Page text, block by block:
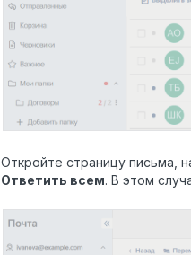
Откройте страницу письма,
Ответить всем. В этом